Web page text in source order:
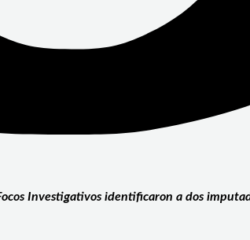
Investigativos identificaron a dos